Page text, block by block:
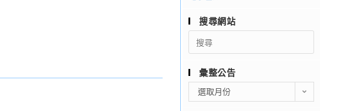
搜尋網站
Search
for:
彙整公告
整
選取月份